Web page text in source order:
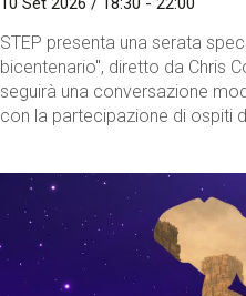
STEP presenta una serata
bicentenario", diretto da Chris
seguirà una conversazione
con la partecipazione di ospiti